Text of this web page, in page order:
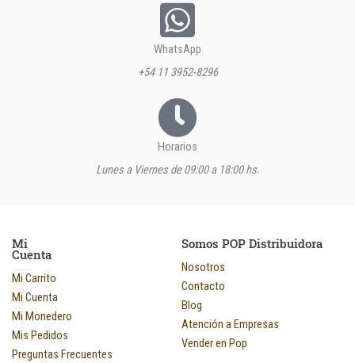
WhatsApp
+54 11 3952-8296
Horarios
Lunes a Viernes de 09:00 a 18:00 hs.
Mi
Cuenta
Mi Carrito
Mi Cuenta
Mi Monedero
Mis Pedidos
Preguntas Frecuentes
Somos POP Distribuidora
Nosotros
Contacto
Blog
Atención a Empresas
Vender en Pop